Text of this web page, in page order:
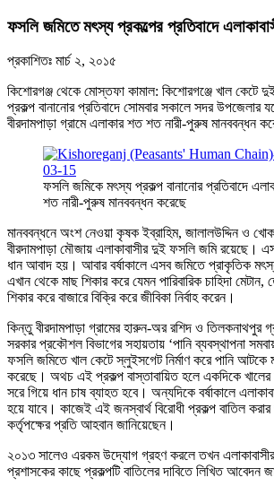
ফসলি জমিতে মৎস্য প্রকল্পের প্রতিবাদে
প্রকাশিতঃ মার্চ ২, ২০১৫
কিশোরগঞ্জ থেকে মোস্তফা কামাল: কিশোরগঞ্জে খাল কেটে
প্রকল্প বানানোর প্রতিবাদে সোমবার সকালে সদর উপজেলার
বীরদামপাড়া গ্রামে এলাকার শত শত নারী-পুরুষ মানববন্ধন
ফসলি জমিকে মৎস্য প্রকল্প বানানোর প্রতিবাদে
শত নারী-পুরুষ মানববন্ধন করেছে
মানববন্ধনে অংশ নেওয়া কৃষক ইব্রাহিম, জালালউদ্দিন ও
বীরদামপাড়া মৌজায় এলাকাবাসীর দুই ফসলি জমি
ধান আবাদ হয়। আবার বর্ষাকালে এসব জমিতে প্রাকৃতিক
এখান থেকে মাছ শিকার করে যেমন পারিবারিক চাহিদা মেটান,
শিকার করে বাজারে বিক্রি করে জীবিকা নির্বাহ করেন।
কিন্তু বীরদামপাড়া গ্রামের হারুন-অর রশিদ ও তিলকনাথপুর
সরকার প্রকৌশল বিভাগের সহায়তায় ‘পানি ব্যবস্থাপনা
ফসলি জমিতে খাল কেটে স্লুইসগেট নির্মাণ করে পানি আটকে
করেছে। অথচ এই প্রকল্প বাস্তাবায়িত হলে একদিকে খালের
সরে গিয়ে ধান চাষ ব্যাহত হবে। অন্যদিকে বর্ষাকালে
হয়ে যাবে। কাজেই এই জনস্বার্থ বিরোধী প্রকল্প বাতিল করার
কর্তৃপক্ষের প্রতি আহবান জানিয়েছেন।
২০১৩ সালেও এরকম উদ্যোগ গ্রহণ করলে তখন
প্রশাসকের কাছে প্রকল্পটি বাতিলের দাবিতে লিখিত আবেদন